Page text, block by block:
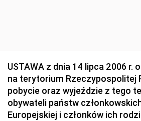
USTAWA z dnia 14 lipca 2006 r.
na terytorium Rzeczypospolitej
pobycie oraz wyjeździe z tego
obywateli państw
Europejskiej i członków ich